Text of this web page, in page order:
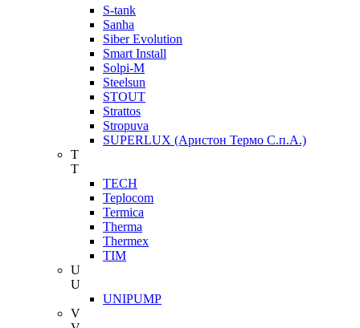
S-tank
Sanha
Siber Evolution
Smart Install
Solpi-M
Steelsun
STOUT
Strattos
Stropuva
SUPERLUX (Аристон Термо С.п.А.)
T
T
TECH
Teplocom
Termica
Therma
Thermex
TIM
U
U
UNIPUMP
V